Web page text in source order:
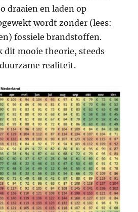
draaien en laden op
wordt zonder (lees:
fossiele brandstoffen.
dit mooie theorie, steeds
realiteit.